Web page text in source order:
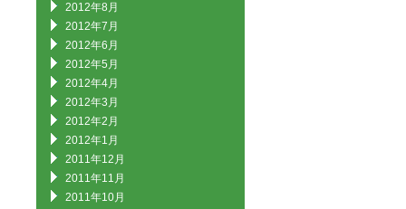
2012年8月
2012年7月
2012年6月
2012年5月
2012年4月
2012年3月
2012年2月
2012年1月
2011年12月
2011年11月
2011年10月